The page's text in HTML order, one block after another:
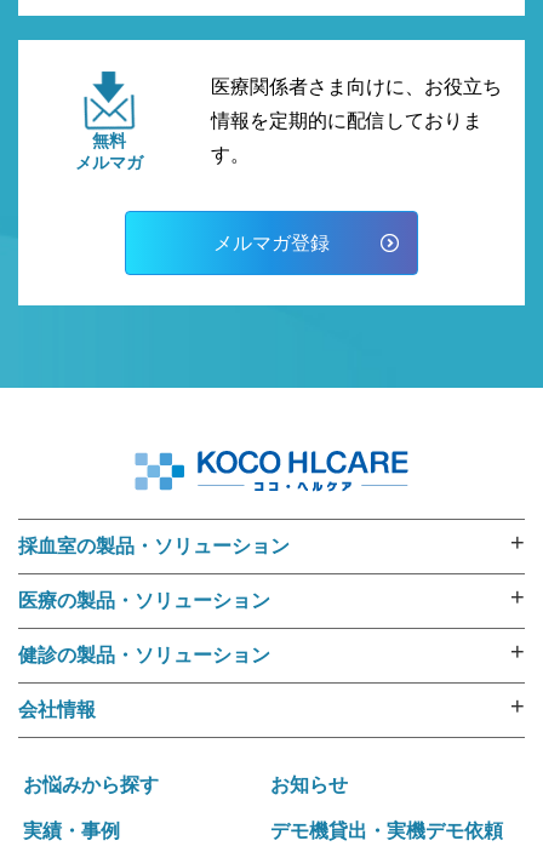
無料
メルマガ
医療関係者さま向けに、お役立ち
情報を定期的に配信しておりま
す。
メルマガ登録
+
採血室の製品・ソリューション
採血業務ソリューション
採血管準備装置 i･pres core
採血管準備装置 i･pres fine
採血管準備装置 i・pres fit Ⅱ
尿カップラベラー CL-350
採血業務支援システム RInCS
採血業務指標化システム
+
医療の製品・ソリューション
外来用リストバンド
RFIDリストバンド（E-ブレス®）
ラベル・リストバンド・RFID プリンタipシリーズ
入院用リストバンド
バーコードリーダー
リストバンド発行パッケージ Freeni
+
健診の製品・ソリューション
健診機関向けリストバンド
受診者名簿データ変換ツール 受診者Dataメイキング
キュー
受診キット発送アウトソーシング
+
会社情報
選ばれる理由
運営ポリシー
社訓･経営理念
お悩みから探す
実績・事例
お知らせ
デモ機貸出・実機デモ依頼